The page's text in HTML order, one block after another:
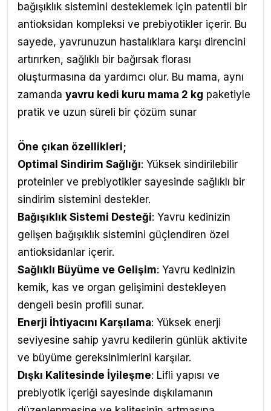
bağışıklık sistemini desteklemek için patentli bir
antioksidan kompleksi ve prebiyotikler içerir. Bu
sayede, yavrunuzun hastalıklara karşı direncini
artırırken, sağlıklı bir bağırsak florası
oluşturmasına da yardımcı olur. Bu mama, aynı
zamanda yavru kedi kuru mama 2 kg paketiyle
pratik ve uzun süreli bir çözüm sunar
Öne çıkan özellikleri;
Optimal Sindirim Sağlığı: Yüksek sindirilebilir
proteinler ve prebiyotikler sayesinde sağlıklı bir
sindirim sistemini destekler.
Bağışıklık Sistemi Desteği: Yavru kedinizin
gelişen bağışıklık sistemini güçlendiren özel
antioksidanlar içerir.
Sağlıklı Büyüme ve Gelişim: Yavru kedinizin
kemik, kas ve organ gelişimini destekleyen
dengeli besin profili sunar.
Enerji İhtiyacını Karşılama: Yüksek enerji
seviyesine sahip yavru kedilerin günlük aktivite
ve büyüme gereksinimlerini karşılar.
Dışkı Kalitesinde İyileşme: Lifli yapısı ve
prebiyotik içeriği sayesinde dışkılamanın